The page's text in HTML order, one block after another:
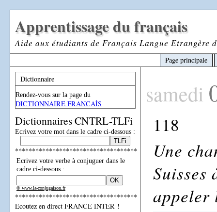
Apprentissage du français
Aide aux étudiants de Français Langue Etrangère
Page principale
Dictionnaire
Rendez-vous sur la page du
DICTIONNAIRE FRANCAİS
Dictionnaires CNTRL-TLFi
Ecrivez votre mot dans le cadre ci-dessous :
************************************
Ecrivez votre verbe à conjuguer dans le
cadre ci-dessous :
© www.la-conjugaison.fr
************************************
Ecoutez en direct FRANCE INTER !
samedi
118
Une
Suisses
appeler